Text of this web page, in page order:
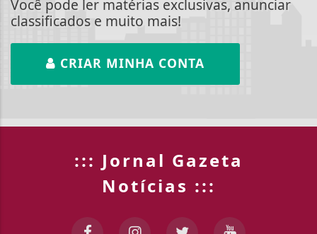
Você pode ler matérias exclusivas, anunciar
classificados e muito mais!
CRIAR MINHA CONTA
::: Jornal Gazeta
Notícias :::